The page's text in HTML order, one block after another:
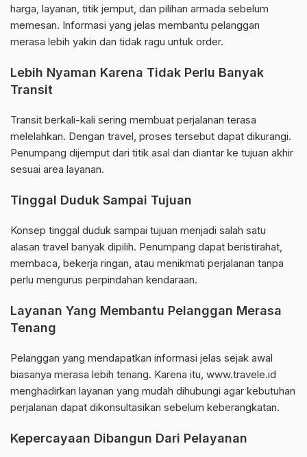
harga, layanan, titik jemput, dan pilihan armada sebelum
memesan. Informasi yang jelas membantu pelanggan
merasa lebih yakin dan tidak ragu untuk order.
Lebih Nyaman Karena Tidak Perlu Banyak
Transit
Transit berkali-kali sering membuat perjalanan terasa
melelahkan. Dengan travel, proses tersebut dapat dikurangi.
Penumpang dijemput dari titik asal dan diantar ke tujuan akhir
sesuai area layanan.
Tinggal Duduk Sampai Tujuan
Konsep tinggal duduk sampai tujuan menjadi salah satu
alasan travel banyak dipilih. Penumpang dapat beristirahat,
membaca, bekerja ringan, atau menikmati perjalanan tanpa
perlu mengurus perpindahan kendaraan.
Layanan Yang Membantu Pelanggan Merasa
Tenang
Pelanggan yang mendapatkan informasi jelas sejak awal
biasanya merasa lebih tenang. Karena itu, www.travele.id
menghadirkan layanan yang mudah dihubungi agar kebutuhan
perjalanan dapat dikonsultasikan sebelum keberangkatan.
Kepercayaan Dibangun Dari Pelayanan